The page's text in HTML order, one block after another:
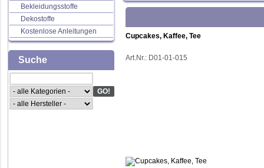
Bekleidungsstoffe
Dekostoffe
Kostenlose Anleitungen
Suche
Cupcakes, Kaffee, Tee
Art.Nr.: D01-01-015